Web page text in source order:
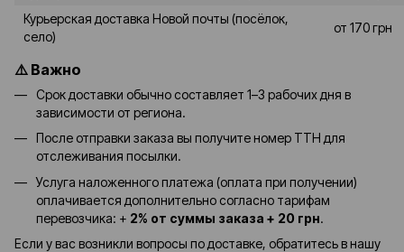
Курьерская доставка Новой почты (посёлок,
село)
от 170 грн
⚠️ Важно
Срок доставки обычно составляет 1–3 рабочих дня в
зависимости от региона.
После отправки заказа вы получите номер ТТН для
отслеживания посылки.
Услуга наложенного платежа (оплата при получении)
оплачивается дополнительно согласно тарифам
перевозчика: + 2% от суммы заказа + 20 грн.
Если у вас возникли вопросы по доставке, обратитесь в нашу